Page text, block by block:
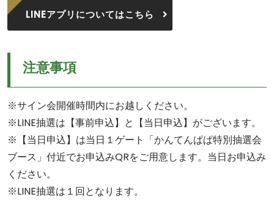
LINEアプリについてはこちら
注意事項
※サイン会開催時間内にお越しください。
※LINE抽選は【事前申込】と【当日申込】がございます。
※【当日申込】は当日１ゲート「かんてんぱぱ特別抽選会
ブース」付近でお申込みQRをご用意します。当日お申込み
ください。
※LINE抽選は１回となります。